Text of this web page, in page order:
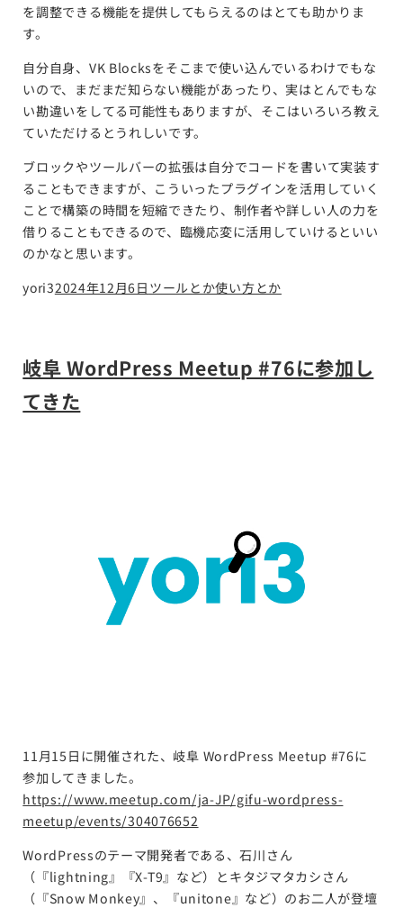
を調整できる機能を提供してもらえるのはとても助かりま
す。
自分自身、VK Blocksをそこまで使い込んでいるわけでもな
いので、まだまだ知らない機能があったり、実はとんでもな
い勘違いをしてる可能性もありますが、そこはいろいろ教え
ていただけるとうれしいです。
ブロックやツールバーの拡張は自分でコードを書いて実装す
ることもできますが、こういったプラグインを活用していく
ことで構築の時間を短縮できたり、制作者や詳しい人の力を
借りることもできるので、臨機応変に活用していけるといい
のかなと思います。
yori32024年12月6日 ツールとか使い方とか
岐阜 WordPress Meetup #76に参加し
てきた
11月15日に開催された、岐阜 WordPress Meetup #76に
参加してきました。
https://www.meetup.com/ja-JP/gifu-wordpress-
meetup/events/304076652
WordPressのテーマ開発者である、石川さん
（『lightning』『X-T9』など）とキタジマタカシさん
（『Snow Monkey』、『unitone』など）のお二人が登壇